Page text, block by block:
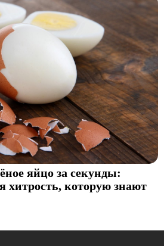
яйцо за секунды:
хитрость, которую знают